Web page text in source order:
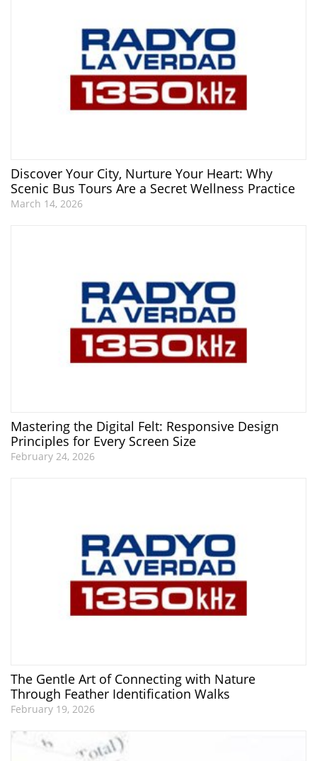
Discover Your City, Nurture Your Heart: Why
Scenic Bus Tours Are a Secret Wellness Practice
March 14, 2026
Mastering the Digital Felt: Responsive Design
Principles for Every Screen Size
February 24, 2026
The Gentle Art of Connecting with Nature
Through Feather Identification Walks
February 19, 2026